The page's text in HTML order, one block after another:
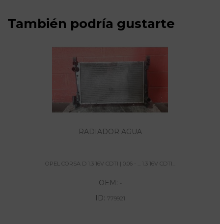
También podría gustarte
RADIADOR AGUA
OPEL CORSA D 1.3 16V CDTI | 0.06 - ... 1.3 16V CDTI...
OEM: -
ID: 779921